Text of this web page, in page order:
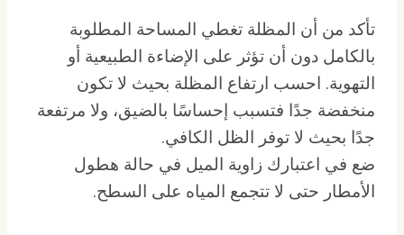
تأكد من أن المظلة تغطي المساحة المطلوبة
بالكامل دون أن تؤثر على الإضاءة الطبيعية أو
التهوية. احسب ارتفاع المظلة بحيث لا تكون
منخفضة جدًا فتسبب إحساسًا بالضيق، ولا مرتفعة
جدًا بحيث لا توفر الظل الكافي.
ضع في اعتبارك زاوية الميل في حالة هطول
الأمطار حتى لا تتجمع المياه على السطح.